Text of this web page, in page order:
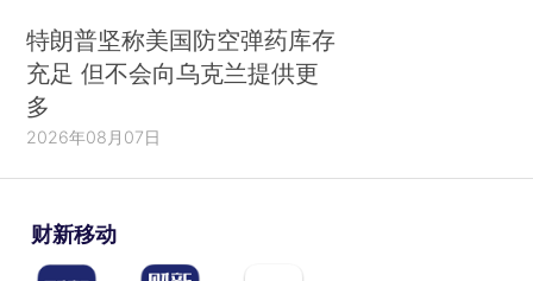
特朗普坚称美国防空弹药库存
充足 但不会向乌克兰提供更
多
2026年08月07日
财新移动